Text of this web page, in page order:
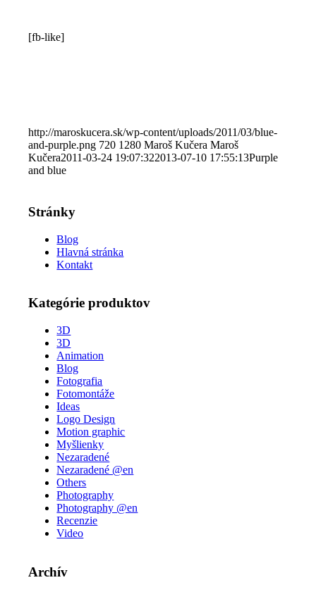
[fb-like]
http://maroskucera.sk/wp-content/uploads/2011/03/blue-
and-purple.png 720 1280 Maroš Kučera Maroš
Kučera2011-03-24 19:07:322013-07-10 17:55:13Purple
and blue
Stránky
Blog
Hlavná stránka
Kontakt
Kategórie produktov
3D
3D
Animation
Blog
Fotografia
Fotomontáže
Ideas
Logo Design
Motion graphic
Myšlienky
Nezaradené
Nezaradené @en
Others
Photography
Photography @en
Recenzie
Video
Archív